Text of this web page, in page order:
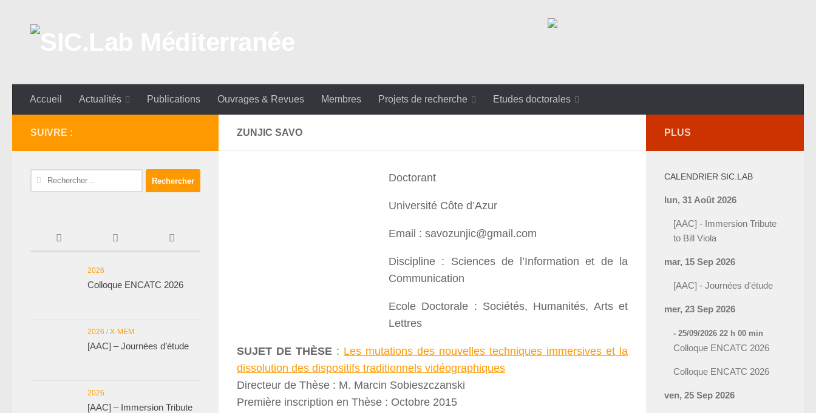
Accueil Actualités Publications Ouvrages & Revues Membres Projets de recherche Etudes doctorales
ZUNJIC SAVO
Doctorant
Université Côte d’Azur
Email : savozunjic@gmail.com
Discipline : Sciences de l’Information et de la
Communication
Ecole Doctorale : Sociétés, Humanités, Arts et
Lettres
SUJET DE THÈSE : Les mutations des nouvelles techniques immersives et la
dissolution des dispositifs traditionnels vidéographiques
Directeur de Thèse : M. Marcin Sobieszczanski
Première inscription en Thèse : Octobre 2015
SUIVRE :
Rechercher :
2026
Colloque ENCATC 2026
2026 / X-MEM
[AAC] – Journées d’étude
2026
[AAC] – Immersion Tribute
PLUS
CALENDRIER SIC.LAB
lun, 31 Août 2026
[AAC] - Immersion Tribute
to Bill Viola
mar, 15 Sep 2026
[AAC] - Journées d'étude
mer, 23 Sep 2026
- 25/09/2026 22 h 00 min
Colloque ENCATC 2026
Colloque ENCATC 2026
ven, 25 Sep 2026